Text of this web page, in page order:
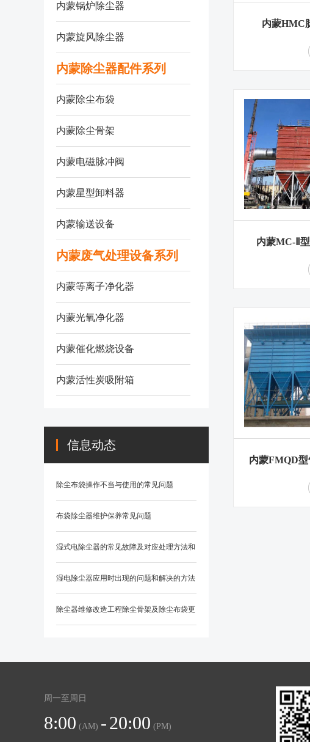
内蒙锅炉除尘器
内蒙旋风除尘器
内蒙除尘器配件系列
内蒙除尘布袋
内蒙除尘骨架
内蒙电磁脉冲阀
内蒙星型卸料器
内蒙输送设备
内蒙废气处理设备系列
内蒙等离子净化器
内蒙光氧净化器
内蒙催化燃烧设备
内蒙活性炭吸附箱
信息动态
除尘布袋操作不当与使用的常见问题
布袋除尘器维护保养常见问题
湿式电除尘器的常见故障及对应处理方法和
防范措施？
湿电除尘器应用时出现的问题和解决的方法
除尘器维修改造工程除尘骨架及除尘布袋更
内蒙HMC
内蒙MC-Ⅱ
内蒙FMQD
周一至周日
8:00 (AM) -20:00 (PM)